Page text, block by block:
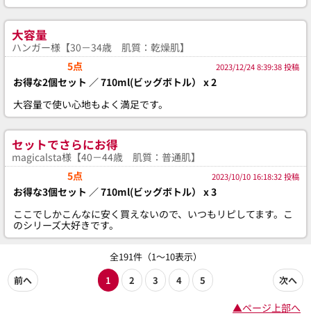
大容量
ハンガー様【30－34歳 肌質：乾燥肌】
5点
2023/12/24 8:39:38 投稿
お得な2個セット ／ 710ml(ビッグボトル） x 2
大容量で使い心地もよく満足です。
セットでさらにお得
magicalsta様【40－44歳 肌質：普通肌】
5点
2023/10/10 16:18:32 投稿
お得な3個セット ／ 710ml(ビッグボトル） x 3
ここでしかこんなに安く買えないので、いつもリピしてます。こ
のシリーズ大好きです。
全191件（1～10表示）
前へ
1 2 3 4 5 次へ
▲ページ上部へ